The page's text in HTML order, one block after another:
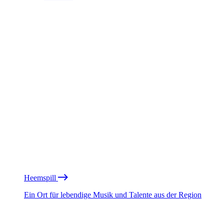
Heemspill
Ein Ort für lebendige Musik und Talente aus der Region